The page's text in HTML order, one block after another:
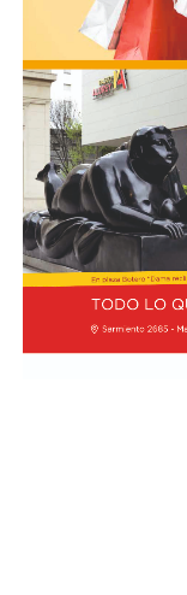
FOTO: Bullrich,
Senado. Rodrigo